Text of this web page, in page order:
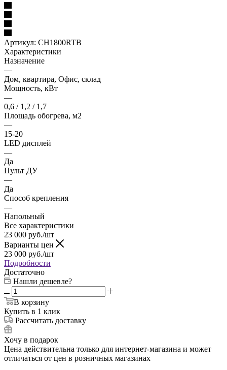
Артикул: CH1800RTB
Характеристики
Назначение
—
Дом, квартира, Офис, склад
Мощность, кВт
—
0,6 / 1,2 / 1,7
Площадь обогрева, м2
—
15-20
LED дисплей
—
Да
Пульт ДУ
—
Да
Способ крепления
—
Напольный
Все характеристики
23 000 руб./шт
Варианты цен
23 000 руб./шт
Подробности
Достаточно
Нашли дешевле?
В корзину
Купить в 1 клик
Рассчитать доставку
Хочу в подарок
Цена действительна только для интернет-магазина и может
отличаться от цен в розничных магазинах